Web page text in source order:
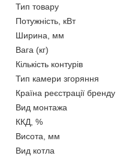
Тип товару
Потужність, кВт
Ширина, мм
Вага (кг)
Кількість контурів
Тип камери згоряння
Країна реєстрації бренду
Вид монтажа
ККД, %
Висота, мм
Вид котла